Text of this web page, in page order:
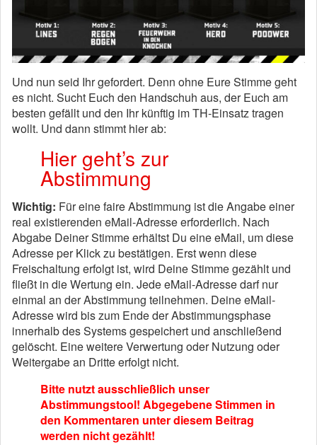
Und nun seid Ihr gefordert. Denn ohne Eure Stimme geht
es nicht. Sucht Euch den Handschuh aus, der Euch am
besten gefällt und den Ihr künftig im TH-Einsatz tragen
wollt. Und dann stimmt hier ab:
Hier geht’s zur
Abstimmung
Wichtig: Für eine faire Abstimmung ist die Angabe einer
real existierenden eMail-Adresse erforderlich. Nach
Abgabe Deiner Stimme erhältst Du eine eMail, um diese
Adresse per Klick zu bestätigen. Erst wenn diese
Freischaltung erfolgt ist, wird Deine Stimme gezählt und
fließt in die Wertung ein. Jede eMail-Adresse darf nur
einmal an der Abstimmung teilnehmen. Deine eMail-
Adresse wird bis zum Ende der Abstimmungsphase
innerhalb des Systems gespeichert und anschließend
gelöscht. Eine weitere Verwertung oder Nutzung oder
Weitergabe an Dritte erfolgt nicht.
Bitte nutzt ausschließlich unser
Abstimmungstool! Abgegebene Stimmen in
den Kommentaren unter diesem Beitrag
werden nicht gezählt!